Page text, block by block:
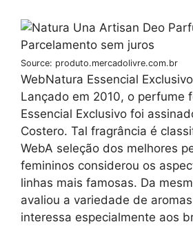
Source: produto.mercadolivre.com.br
WebNatura Essencial
Lançado em 2010, o perfume
Essencial Exclusivo foi
Costero. Tal fragrância é
WebA seleção dos melhores
femininos considerou os
linhas mais famosas. Da
avaliou a variedade de
interessa especialmente aos